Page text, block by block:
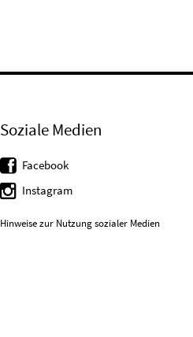
Soziale Medien
Facebook
Instagram
Hinweise zur Nutzung sozialer Medien